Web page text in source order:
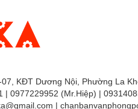
KĐT Dương Nội, Phường La
| 0977229952 (Mr.Hiệp) |
|